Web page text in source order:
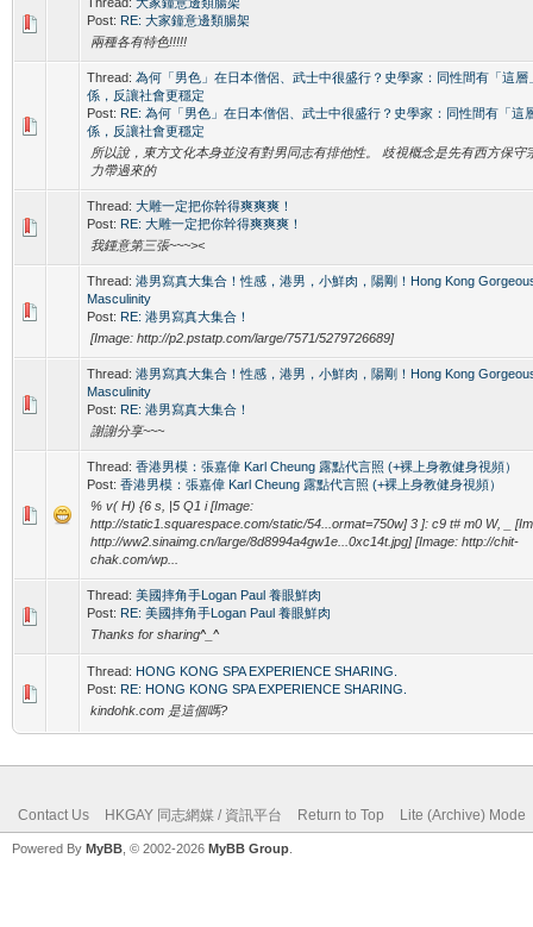
Post: RE: 大家鐘意邊類腸架
兩種各有特色!!!!!
Thread: 為何「男色」在日本僧侶、武士中很盛行？史學家：同性間有「這層
係，反讓社會更穩定
Post: RE: 為何「男色」在日本僧侶、武士中很盛行？史學家：同性間有「這
係，反讓社會更穩定
所以說，東方文化本身並沒有對男同志有排他性。 歧視概念是先有西方保守
力帶過來的
Thread: 大雕一定把你幹得爽爽爽！
Post: RE: 大雕一定把你幹得爽爽爽！
我鍾意第三張~~~><
Thread: 港男寫真大集合！性感，港男，小鮮肉，陽剛！Hong Kong
Masculinity
Post: RE: 港男寫真大集合！
[Image: http://p2.pstatp.com/large/7571/5279726689]
Thread: 港男寫真大集合！性感，港男，小鮮肉，陽剛！Hong Kong
Masculinity
Post: RE: 港男寫真大集合！
謝謝分享~~~
Thread: 香港男模：張嘉偉 Karl Cheung 露點代言照 (+裸上身教健身視頻）
Post: 香港男模：張嘉偉 Karl Cheung 露點代言照 (+裸上身教健身視頻）
% v( H) {6 s, |5 Q1 i [Image:
http://static1.squarespace.com/static/54...ormat=750w] 3 ]: c9 t# m0 W, _
http://ww2.sinaimg.cn/large/8d8994a4gw1e...0xc14t.jpg] [Image: http://chit-
chak.com/wp...
Thread: 美國摔角手Logan Paul 養眼鮮肉
Post: RE: 美國摔角手Logan Paul 養眼鮮肉
Thanks for sharing^_^
Thread: HONG KONG SPA EXPERIENCE SHARING.
Post: RE: HONG KONG SPA EXPERIENCE SHARING.
kindohk.com 是這個嗎?
Contact Us HKGAY 同志網媒 / 資訊平台 Return to Top Lite (Archive) Mode
Powered By MyBB , © 2002-2026 MyBB Group